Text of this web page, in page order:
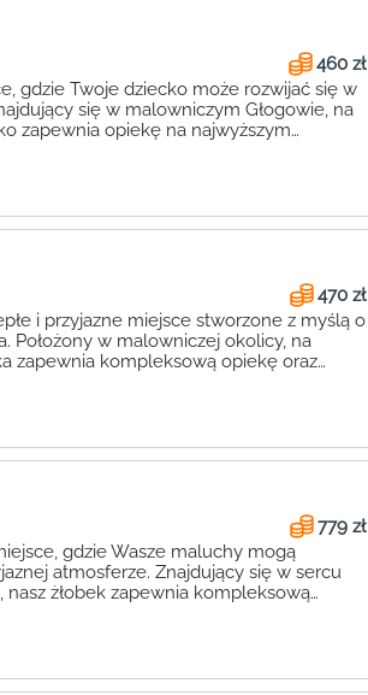
460 zł
gdzie Twoje dziecko może rozwijać się w
się w malowniczym Głogowie, na
zapewnia opiekę na najwyższym
potrzeb maluchów. Wykwalifikowana
dba o wszechstronny rozwój
edukacyjnemu, dzieci […]
470 zł
i przyjazne miejsce stworzone z myślą o
Położony w malowniczej okolicy, na
zapewnia kompleksową opiekę oraz
wieku od 6 miesięcy do 3 lat. W
każdego dziecka. Dlatego cała
779 zł
gdzie Wasze maluchy mogą
atmosferze. Znajdujący się w sercu
nasz żłobek zapewnia kompleksową
w wieku przedszkolnym. Nasza
do każdego malucha,
[…]